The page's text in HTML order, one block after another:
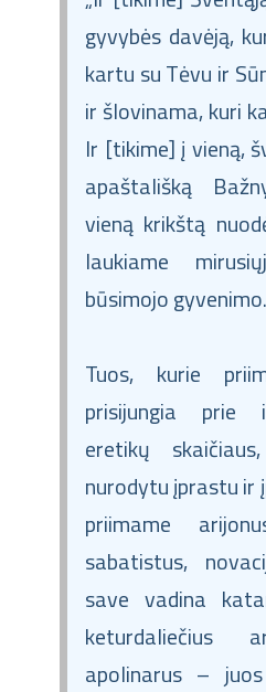
gyvybės davėją,
kartu su Tėvu ir
ir šlovinama, kuri
Ir [tikime] į vieną,
apaštališką
vieną krikštą
laukiame
būsimojo
Tuos, kurie
prisijungia prie
eretikų
nurodytu įprastu ir
priimame
sabatistus,
save vadina
keturdaliečius
apolinarus –